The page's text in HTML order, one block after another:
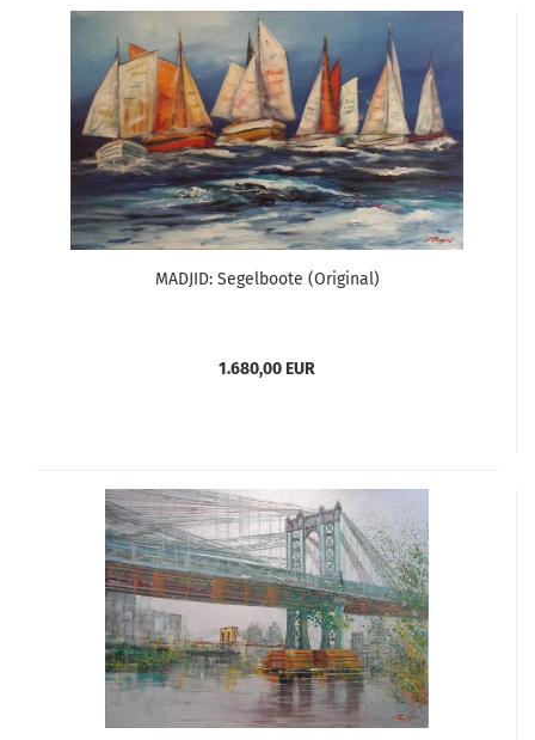
MADJID: Segelboote (Original)
1.680,00 EUR